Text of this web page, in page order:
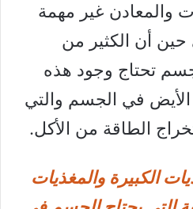
والمعادن غير مهمة
حين أن الكثير من
تحتاج وجود هذه
في الجسم والتي
الطاقة من الأكل.
الكبيرة والمغذيات